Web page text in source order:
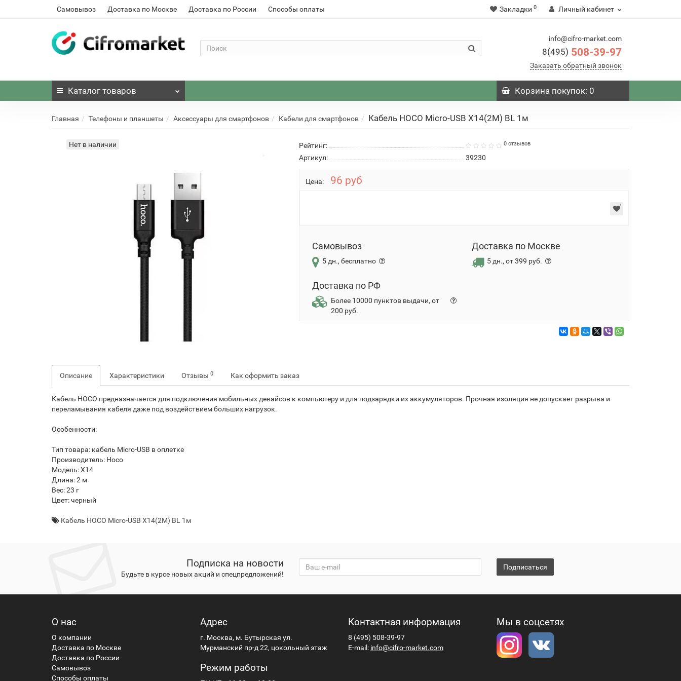
Самовывоз Доставка по Москве Доставка по России Способы оплаты Закладки 0 Личный кабинет
info@cifro-market.com
8(495) 508-39-97
Заказать обратный звонок
Каталог товаров Корзинапокупок: 0
Главная Телефоны и планшеты Аксессуары для смартфонов Кабели для смартфонов Кабель HOCO Micro-USB X14(2M) BL 1м
Нет в наличии Рейтинг: 0 отзывов
Артикул: 39230
Цена: 96 руб
Самовывоз
5 дн., бесплатно
Доставка по Москве
5 дн., от 399 руб.
Доставка по РФ
Более 10000 пунктов выдачи, от
200 руб.
Описание Характеристики Отзывы 0 Как оформить заказ
Кабель HOCO предназначается для подключения мобильных девайсов к компьютеру и для подзарядки их аккумуляторов. Прочная изоляция не допускает разрыва и
переламывания кабеля даже под воздействием больших нагрузок.
Особенности:
Тип товара: кабель Micro-USB в оплетке
Производитель: Hoco
Модель: X14
Длина: 2 м
Вес: 23 г
Цвет: черный
Кабель HOCO Micro-USB X14(2M) BL 1м
Подписка на новости
Будьте в курсе новых акций и спецпредложений!
Подписаться
О нас
О компании
Доставка по Москве
Доставка по России
Самовывоз
Способы оплаты
Адрес
г. Москва, м. Бутырская ул.
Мурманский пр-д 22, цокольный этаж
Режим работы
Контактная информация
8 (495) 508-39-97
E-mail: info@cifro-market.com
Мы в соцсетях